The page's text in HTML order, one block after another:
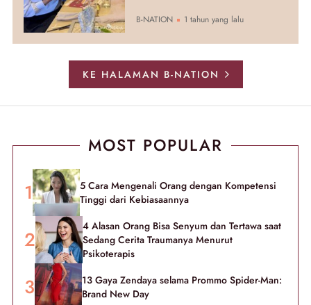
B-NATION 1 tahun yang lalu
KE HALAMAN B-NATION
MOST POPULAR
5 Cara Mengenali Orang dengan Kompetensi
Tinggi dari Kebiasaannya
4 Alasan Orang Bisa Senyum dan Tertawa saat
Sedang Cerita Traumanya Menurut
Psikoterapis
13 Gaya Zendaya selama Prommo Spider-Man:
Brand New Day